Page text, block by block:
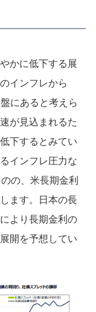
かに低下する展
インフレから
にあると考えら
が見込まれるた
下するとみてい
インフレ圧力な
の、米長期金利
ます。日本の長
より長期金利の
開を予想してい